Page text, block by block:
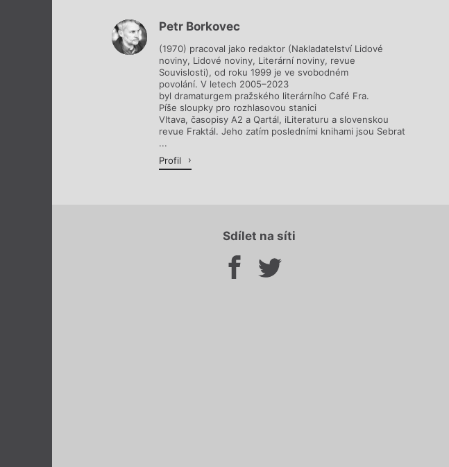
Petr Borkovec
(1970) pracoval jako redaktor (Nakladatelství Lidové
noviny, Lidové noviny, Literární noviny, revue
Souvislosti), od roku 1999 je ve svobodném
povolání. V letech 2005–2023
byl dramaturgem pražského literárního Café Fra.
Píše sloupky pro rozhlasovou stanici
Vltava, časopisy A2 a Qartál, iLiteraturu a slovenskou
revue Fraktál. Jeho zatím posledními knihami jsou Sebrat
...
Profil
Sdílet na síti